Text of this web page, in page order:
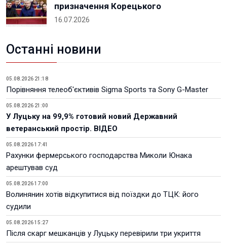
призначення Корецького
16.07.2026
Останні новини
05.08.2026 21:18
Порівняння телеоб'єктивів Sigma Sports та Sony G-Master
05.08.2026 21:00
У Луцьку на 99,9% готовий новий Державний
ветеранський простір. ВІДЕО
05.08.2026 17:41
Рахунки фермерського господарства Миколи Юнака
арештував суд
05.08.2026 17:00
Волинянин хотів відкупитися від поїздки до ТЦК: його
судили
05.08.2026 15:27
Після скарг мешканців у Луцьку перевірили три укриття